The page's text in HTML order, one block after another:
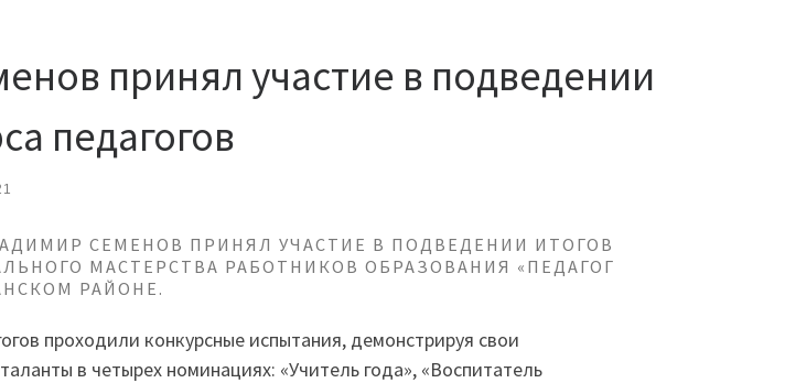
принял участие в подведении
педагогов
СЕМЕНОВ ПРИНЯЛ УЧАСТИЕ В ПОДВЕДЕНИИ ИТОГОВ
МАСТЕРСТВА РАБОТНИКОВ ОБРАЗОВАНИЯ «ПЕДАГОГ
РАЙОНЕ.
проходили конкурсные испытания, демонстрируя свои
в четырех номинациях: «Учитель года», «Воспитатель